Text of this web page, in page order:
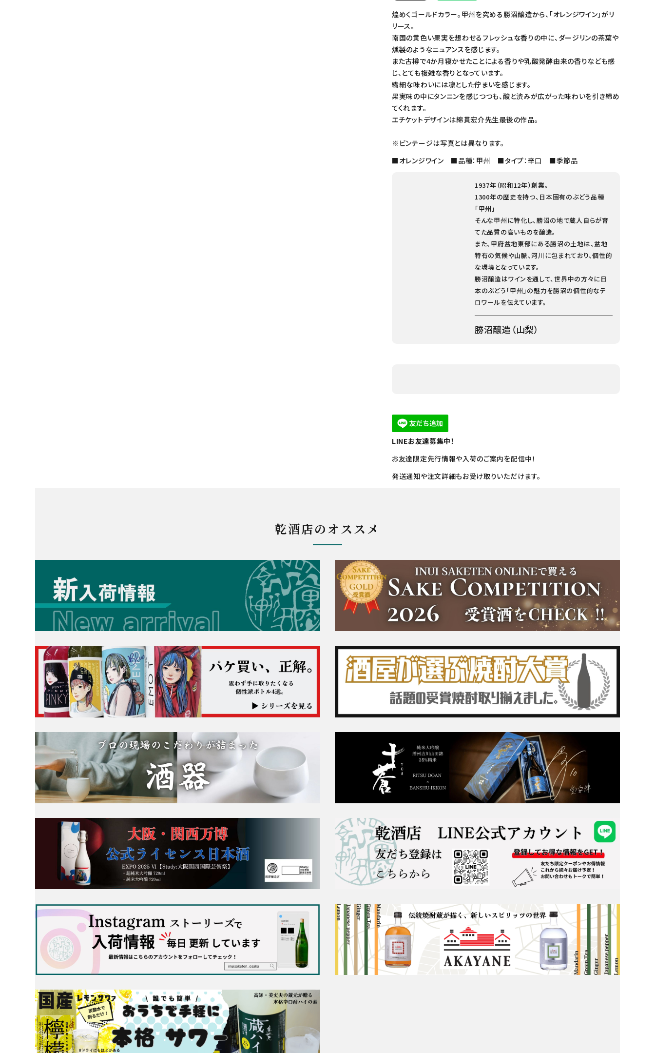
煌めくゴールドカラー。甲州を究める勝沼醸造から、「オレンジワイン」がリ
リース。
南国の黄色い果実を想わせるフレッシュな香りの中に、ダージリンの茶葉や
燻製のようなニュアンスを感じます。
また古樽で4か月寝かせたことによる香りや乳酸発酵由来の香りなども感
じ、とても複雑な香りとなっています。
繊細な味わいには凛とした佇まいを感じます。
果実味の中にタンニンを感じつつも、酸と渋みが広がった味わいを引き締め
てくれます。
エチケットデザインは綿貫宏介先生最後の作品。
※ビンテージは写真とは異なります。
■オレンジワイン ■品種：甲州 ■タイプ：辛口 ■季節品
1937年（昭和12年）創業。
1300年の歴史を持つ、日本固有のぶどう品種
「甲州」
そんな甲州に特化し、勝沼の地で蔵人自らが育
てた品質の高いものを醸造。
また、甲府盆地東部にある勝沼の土地は、盆地
特有の気候や山脈、河川に包まれており、個性的
な環境となっています。
勝沼醸造はワインを通して、世界中の方々に日
本のぶどう「甲州」の魅力を勝沼の個性的なテ
ロワールを伝えています。
勝沼醸造（山梨）
LINEお友達募集中！
お友達限定先行情報や入荷のご案内を配信中！
発送通知や注文詳細もお受け取りいただけます。
乾酒店のオススメ